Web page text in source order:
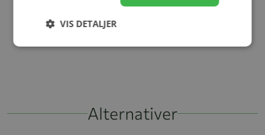
Alternativer
VIS DETALJER